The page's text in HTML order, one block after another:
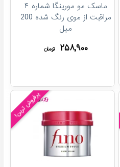
ماسک مو مورینگا شماره ۴
مراقبت از موی رنگ شده 200
میل
۲۵۸,۹۰۰ تومان
پرفروش ترین!